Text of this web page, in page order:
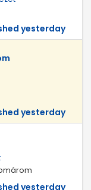
yesterday
yesterday
yesterday